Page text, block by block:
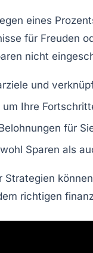
eines
für Freuden
nicht
und
um Ihre
für
Sparen als
Strategien
richtigen